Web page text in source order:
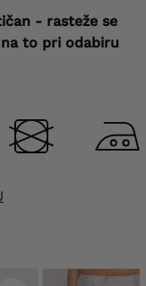
- rasteže se
to pri odabiru